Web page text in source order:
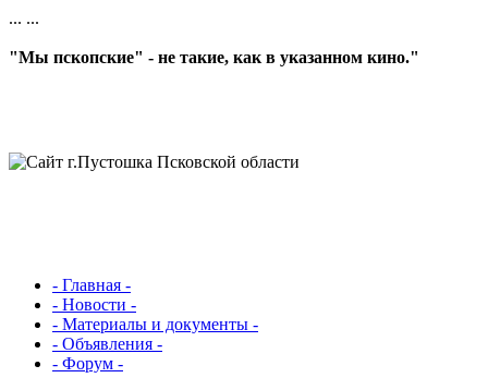
... ...
"Мы пскопские" - не такие, как в указанном кино."
- Главная -
- Новости -
- Материалы и документы -
- Объявления -
- Форум -